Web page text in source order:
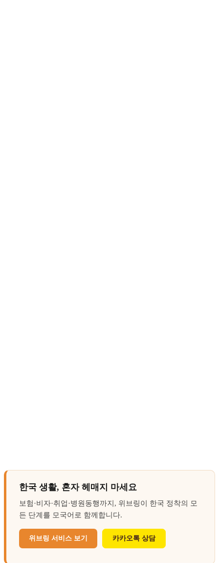
한국 생활, 혼자 헤매지 마세요
보험·비자·취업·병원동행까지, 위브링이 한국 정착의 모
든 단계를 모국어로 함께합니다.
위브링 서비스 보기 카카오톡 상담